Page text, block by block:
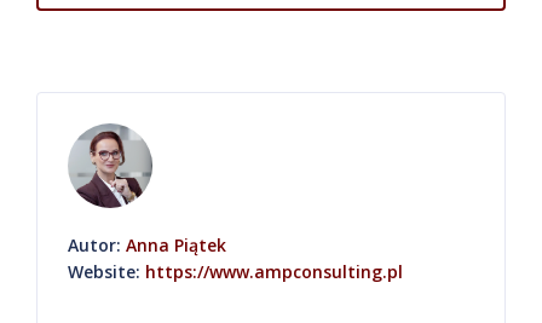
Autor: Anna Piątek
Website: https://www.ampconsulting.pl